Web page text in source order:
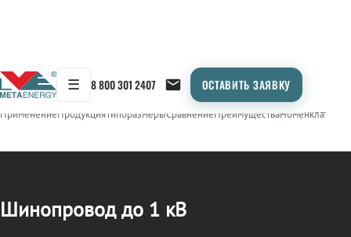
☰ 8 800 301 2407 ОСТАВИТЬ ЗАЯВКУ
← Продукция/ШИНОПРОВОД
ПрименениеПродукцияТипоразмерыСравнениеПреимуществаНоменклатура
Шинопровод до 1 кВ